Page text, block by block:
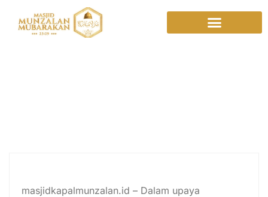
Program sosial
Dinas Sosial
masjidkapalmunzalan.id – Dalam upaya